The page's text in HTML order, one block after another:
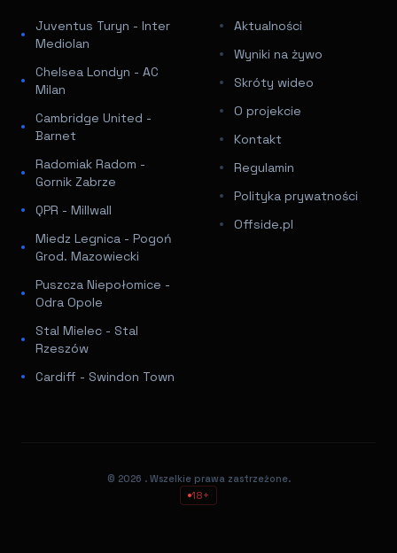
Juventus Turyn - Inter
Mediolan
Chelsea Londyn - AC
Milan
Cambridge United -
Barnet
Radomiak Radom -
Gornik Zabrze
QPR - Millwall
Miedz Legnica - Pogoń
Grod. Mazowiecki
Puszcza Niepołomice -
Odra Opole
Stal Mielec - Stal
Rzeszów
Cardiff - Swindon Town
Aktualności
Wyniki na żywo
Skróty wideo
O projekcie
Kontakt
Regulamin
Polityka prywatności
Offside.pl
© 2026 . Wszelkie prawa zastrzeżone.
18+